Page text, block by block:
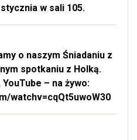
w sali 105.
o naszym Śniadaniu z
spotkaniu z Holką.
– na żywo:
watchv=cqQt5uwoW30